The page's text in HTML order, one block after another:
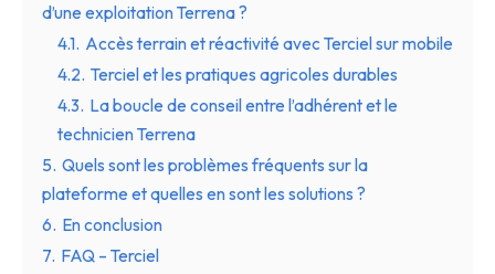
d’une exploitation Terrena ?
4.1. Accès terrain et réactivité avec Terciel sur mobile
4.2. Terciel et les pratiques agricoles durables
4.3. La boucle de conseil entre l’adhérent et le
technicien Terrena
5. Quels sont les problèmes fréquents sur la
plateforme et quelles en sont les solutions ?
6. En conclusion
7. FAQ – Terciel